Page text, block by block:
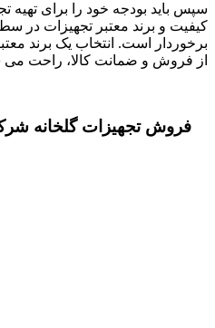
سپس باید بودجه خود را برای تهیه
کیفیت و برند معتبر تجهیزات در
برخوردار است. انتخاب یک برند
از فروش و ضمانت کالا، راحت می
فروش تجهیزات گلخانه